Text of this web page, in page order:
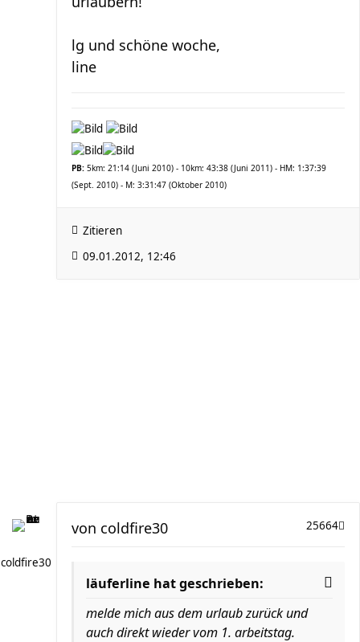
lg und schöne woche,
line
PB: 5km: 21:14 (Juni 2010) - 10km: 43:38 (Juni 2011) - HM: 1:37:39
(Sept. 2010) - M: 3:31:47 (Oktober 2010)
Zitieren
09.01.2012, 12:46
coldfire30
25664
von coldfire30
läuferline hat geschrieben:
melde mich aus dem urlaub zurück und
auch direkt wieder vom 1. arbeitstag.